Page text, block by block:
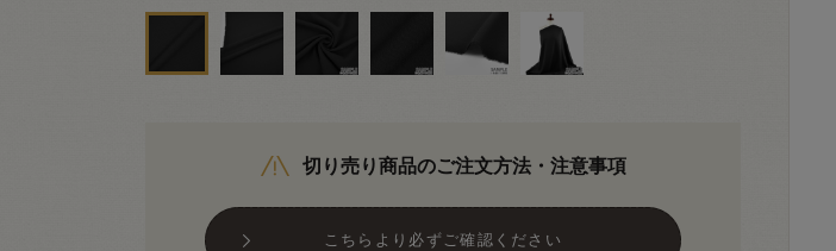
切り売り商品のご注文方法・注意事項
こちらより必ずご確認ください